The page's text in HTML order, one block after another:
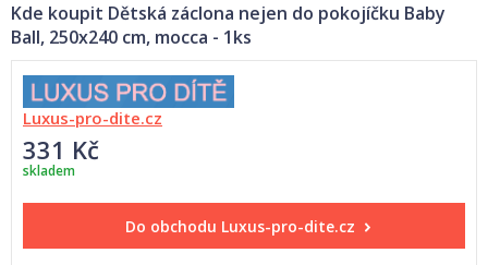
Kde koupit Dětská záclona nejen do pokojíčku Baby
Ball, 250x240 cm, mocca - 1ks
Luxus-pro-dite.cz
331 Kč
skladem
Do obchodu Luxus-pro-dite.cz